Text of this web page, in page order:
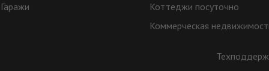
Гаражи
Коттеджи посуточно
Коммерческая